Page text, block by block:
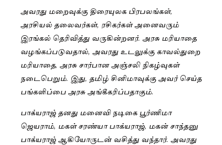
அவரது மறைவுக்கு திரையுலக பிரபலங்கள்,
அரசியல் தலைவர்கள், ரசிகர்கள் அனைவரும்
இரங்கல் தெரிவித்து வருகின்றனர். அரசு மரியாதை
வழங்கப்படுவதால், அவரது உடலுக்கு காவல்துறை
மரியாதை, அரசு சார்பான அஞ்சலி நிகழ்வுகள்
நடைபெறும். இது, தமிழ் சினிமாவுக்கு அவர் செய்த
பங்களிப்பை அரசு அங்கீகரிப்பதாகும்.
பாக்யராஜ் தனது மனைவி நடிகை பூர்ணிமா
ஜெயராம், மகள் சரண்யா பாக்யராஜ், மகன் சாந்தனு
பாக்யராஜ் ஆகியோருடன் வசித்து வந்தார். அவரது